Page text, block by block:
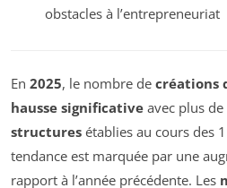
obstacles à l’entrepreneuriat
En 2025, le nombre de créations
hausse significative avec plus de
structures établies au cours des
tendance est marquée par une
rapport à l’année précédente. Les